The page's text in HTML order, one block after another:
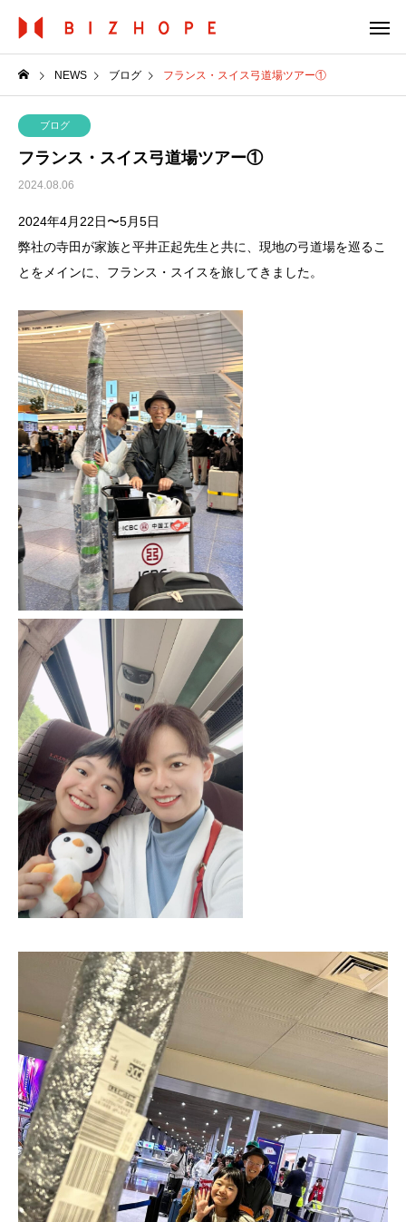
NEWS ブログ フランス・スイス弓道場ツアー①
ブログ
フランス・スイス弓道場ツアー①
2024.08.06
2024年4月22日〜5月5日
弊社の寺田が家族と平井正起先生と共に、現地の弓道場を巡るこ
と をメインに、フランス・スイスを旅してきました。